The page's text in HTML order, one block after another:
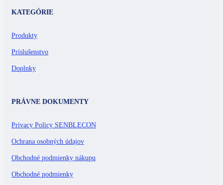
KATEGÓRIE
Produkty
Príslušenstvo
Doplnky
PRÁVNE DOKUMENTY
Privacy Policy SENBLECON
Ochrana osobných údajov
Obchodné podmienky nákupu
Obchodné podmienky